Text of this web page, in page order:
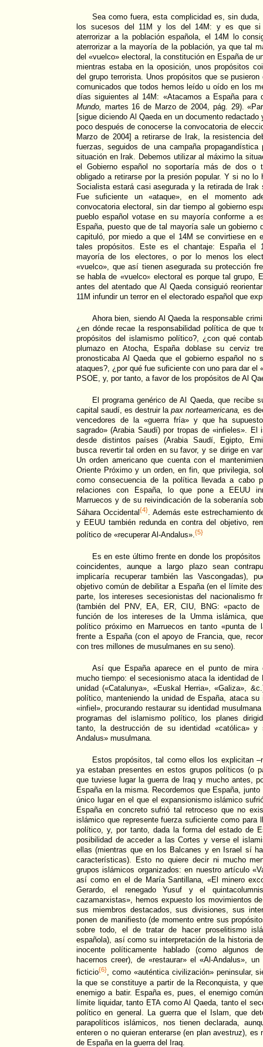
Sea como fuera, esta complicidad es, sin
los sucesos del 11M y los del 14M: y es que si
aterrorizar a la población española, el 14M lo
aterrorizar a la mayoría de la población, ya que tal
del «vuelco» electoral, la constitución en España de
mientras estaba en la oposición, unos propósitos
del grupo terrorista. Unos propósitos que se
comunicados que todos hemos leído u oído en los
días siguientes al 14M: «Atacamos a España para
Mundo,
martes 16 de Marzo de 2004, pág. 29).
[sigue diciendo Al Qaeda en un documento
poco después de conocerse la convocatoria de
Marzo de 2004] a retirarse de Irak, la resistencia
fuerzas, seguidos de una campaña
situación en Irak. Debemos utilizar al máximo la
el Gobierno español no soportaría más de dos o
obligado a retirarse por la presión popular. Y si no
Socialista estará casi asegurada y la retirada de Irak
Fue suficiente un «ataque», en el momento
convocatoria electoral, sin dar tiempo al gobierno
pueblo español votase en su mayoría conforme a
España, puesto que de tal mayoría sale un gobierno
capituló, por miedo a que el 14M se convirtiese en
tales propósitos. Este es el chantaje: España el
mayoría de los electores, o por lo menos los
«vuelco», que así tienen asegurada su protección
se habla de «vuelco» electoral es porque tal grupo,
antes del atentado que Al Qaeda consiguió
11M infundir un terror en el electorado español que
Ahora bien, siendo Al Qaeda la responsable
¿en dónde recae la responsabilidad política de que
propósitos del islamismo político?, ¿con qué
plumazo en Atocha, España doblase su cerviz
pronosticaba Al Qaeda que el gobierno español no
ataques?, ¿por qué fue suficiente con uno para dar el
PSOE, y, por tanto, a favor de los propósitos de Al
El programa genérico de Al Qaeda, que recibe
capital saudí, es destruir lapax norteamericana, es
vencedores de la «guerra fría» y que ha
sagrado» (Arabia Saudí) por tropas de «infieles». El
desde distintos países (Arabia Saudí, Egipto,
busca revertir tal orden en su favor, y se dirige en
Un orden americano que cuenta con el
Oriente Próximo y un orden, en fin, que privilegia,
como consecuencia de la política llevada a cabo
relaciones con España, lo que pone a EEUU
Marruecos y de su reivindicación de la soberanía
Sáhara Occidental {4}
. Además este estrechamiento
y EEUU también redunda en contra del objetivo,
político de «recuperar Al-Andalus».{5}
Es en este último frente en donde los
coincidentes, aunque a largo plazo sean
implicaría recuperar también las Vascongadas),
objetivo común de debilitar a España (en el límite
parte, los intereses secesionistas del nacionalismo
(también del PNV, EA, ER, CIU, BNG: «pacto de
función de los intereses de la Umma islámica,
político próximo en Marruecos en tanto «punta de
frente a España (con el apoyo de Francia, que,
con tres millones de musulmanes en su seno).
Así que España aparece en el punto de mira
mucho tiempo: el secesionismo ataca la identidad de
unidad («Catalunya», «Euskal Herria», «Galiza»,
político, manteniendo la unidad de España, ataca
«infiel», procurando restaurar su identidad
programas del islamismo político, los planes
tanto, la destrucción de su identidad «católica» y
Andalus» musulmana.
Estos propósitos, tal como ellos los explicitan
ya estaban presentes en estos grupos políticos (o
que tuviese lugar la guerra de Iraq y mucho antes,
España en la misma. Recordemos que España,
único lugar en el que el expansionismo islámico
España en concreto sufrió tal retroceso que no
islámico que represente fuerza suficiente como para
político, y, por tanto, dada la forma del estado de
posibilidad de acceder a las Cortes y verse el
ellas (mientras que en los Balcanes y en Israel sí
características). Esto no quiere decir ni mucho
grupos islámicos organizados: en nuestro artículo
así como en el de María Santillana, «El minero
Gerardo, el renegado Yusuf y el
cazamarxistas», hemos expuesto los movimientos
sus miembros destacados, sus divisiones, sus
ponen de manifiesto (de momento entre sus
sobre todo, el de tratar de hacer proselitismo
española), así como su interpretación de la historia
inocente políticamente hablado (como algunos
hacernos creer), de «restaurar» el «Al-Andalus», un
ficticio{6}, como «auténtica civilización» peninsular,
la que se constituye a partir de la Reconquista, y
enemigo a batir. España es, pues, el enemigo
límite liquidar, tanto ETA como Al Qaeda, tanto el
político en general. La guerra que el Islam, que
parapolíticos islámicos, nos tienen declarada,
enteren o no quieran enterarse (en plan avestruz), es
de España en la guerra del Iraq.